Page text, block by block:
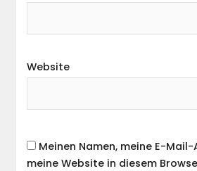
Website
Meinen Namen, meine E-
meine Website in diesem